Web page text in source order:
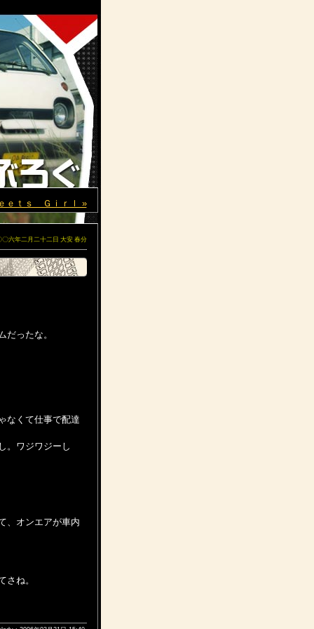
ｅｔｓ Ｇｉｒｌ »
〇六年二月二十二日 大安春分
ったな。
なくて仕事で配達
。ワジワジーし
、オンエアが車内
ね。